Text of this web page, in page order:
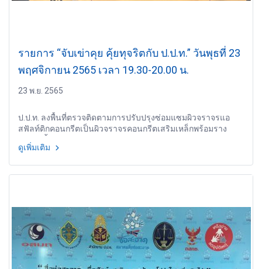
รายการ “จับเข่าคุย คุ้ยทุจริตกับ ป.ป.ท.” วันพุธที่ 23
พฤศจิกายน 2565 เวลา 19.30-20.00 น.
23 พ.ย. 2565
ป.ป.ท. ลงพื้นที่ตรวจติดตามการปรับปรุงซ่อมแซมผิวจราจรแอ
สฟัลท์ติกคอนกรีตเป็นผิวจราจรคอนกรีตเสริมเหล็กพร้อมราง
ดูเพิ่มเติม